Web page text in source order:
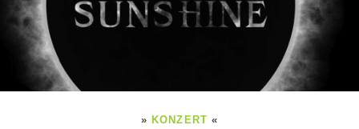
» KONZERT «